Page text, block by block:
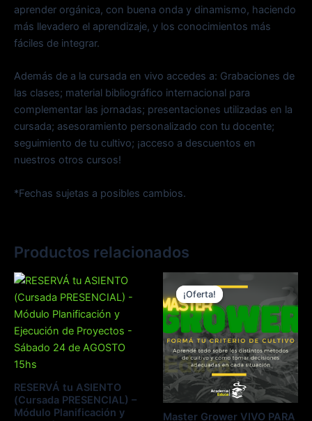
aprender orgánica, con buena onda y dinamismo, haciendo
más llevadero el aprendizaje, y los conocimientos más
fáciles de integrar.
Además de a la cursada en vivo accedes a: Grabaciones de
las clases; material bibliográfico internacional para
complementar las jornadas; presentaciones utilizadas en la
cursada; asesoramiento personalizado con tu docente;
seguimiento de tu cultivo; ¡acceso a descuentos en
nuestros otros cursos!
*Fechas sujetas a posibles cambios.
Productos relacionados
RESERVÁ tu ASIENTO
(Cursada PRESENCIAL) –
Módulo Planificación y
¡Oferta!
¡Oferta!
Master Grower VIVO PARA
precio
era:
AR$ 300.000,00.
precio
es:
AR$